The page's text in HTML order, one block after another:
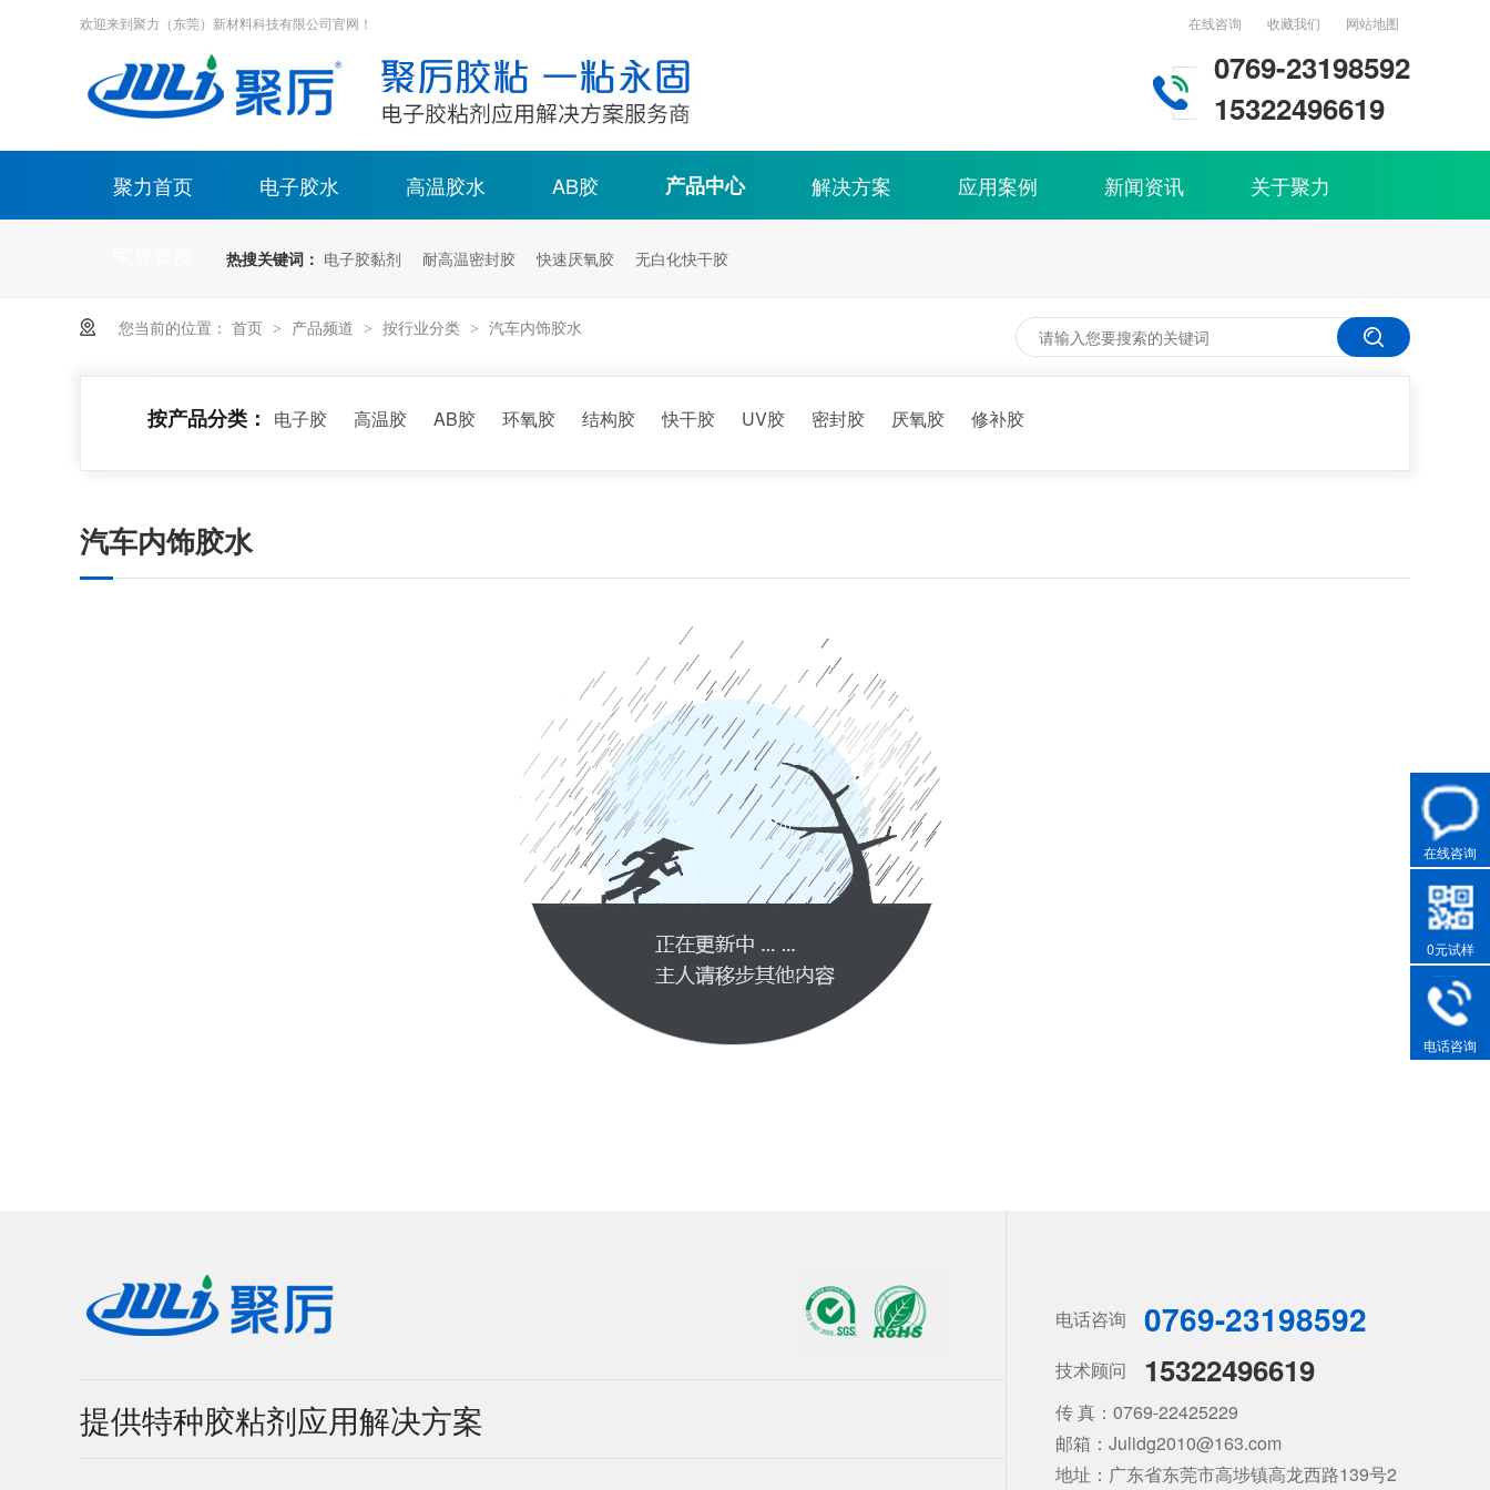
在线咨询 收藏我们 网站地图
欢迎来到聚力（东莞）新材料科技有限公司官网！
0769-23198592
15322496619
聚力首页 电子胶水 高温胶水 AB胶 产品中心 解决方案 应用案例 新闻资讯 关于聚力
热搜关键词： 电子胶黏剂 耐高温密封胶 快速厌氧胶 无白化快干胶
您当前的位置： 首页 > 产品频道 > 按行业分类 > 汽车内饰胶水
按产品分类： 电子胶 高温胶 AB胶 环氧胶 结构胶 快干胶 UV胶 密封胶 厌氧胶 修补胶
汽车内饰胶水
提供特种胶粘剂应用解决方案
电话咨询 0769-23198592
技术顾问 15322496619
传 真：0769-22425229
邮箱：Julidg2010@163.com
地址：广东省东莞市高埗镇高龙西路139号2
在线咨询
0元试样
电话咨询